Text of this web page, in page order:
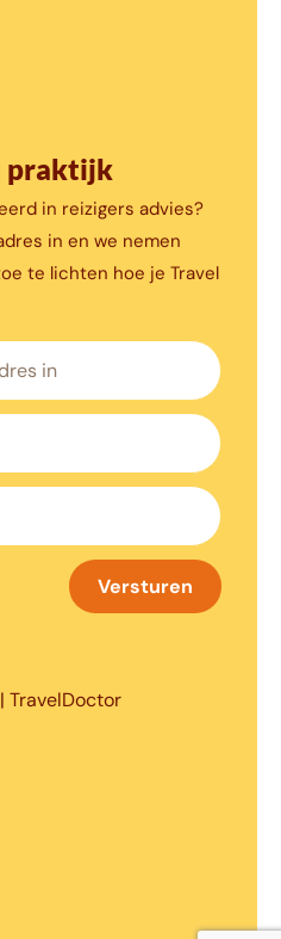
praktijk
in reizigers advies?
in en we nemen
te lichten hoe je Travel
Versturen
TravelDoctor